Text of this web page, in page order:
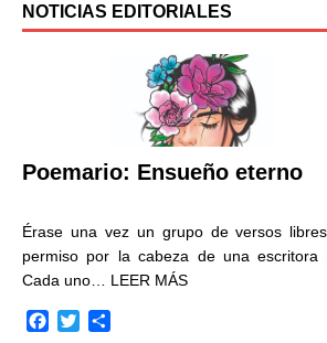
NOTICIAS EDITORIALES
Poemario: Ensueño eterno
Érase una vez un grupo de versos
permiso por la cabeza de una escritora
Cada uno… LEER MÁS